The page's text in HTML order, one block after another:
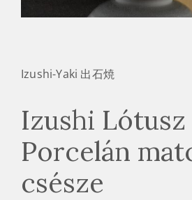
Izushi-Yaki 出石焼
Izushi Lótusz
Porcelán
csésze